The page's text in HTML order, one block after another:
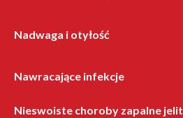
Nadwaga i otyłość
Nawracające infekcje
Nieswoiste choroby zapalne jelit